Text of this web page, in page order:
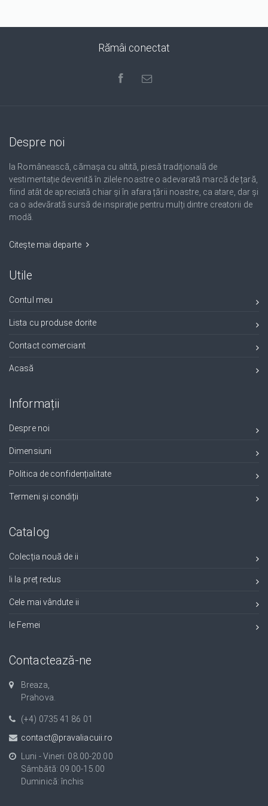
Rămâi conectat
Despre noi
Ia Românească, cămașa cu altită, piesă tradițională de
vestimentație devenită în zilele noastre o adevarată marcă de țară,
fiind atât de apreciată chiar și în afara țării noastre, ca atare, dar și
ca o adevărată sursă de inspirație pentru mulți dintre creatorii de
modă.
Citește mai departe
Utile
Contul meu
Lista cu produse dorite
Contact comerciant
Acasă
Informații
Despre noi
Dimensiuni
Politica de confidențialitate
Termeni și condiții
Catalog
Colecția nouă de ii
Ii la preț redus
Cele mai vândute ii
Ie Femei
Contactează-ne
Breaza,
Prahova.
(+4) 0735 41 86 01
contact@pravaliacuii.ro
Luni - Vineri: 08.00-20.00
Sâmbătă: 09.00-15.00
Duminică: închis